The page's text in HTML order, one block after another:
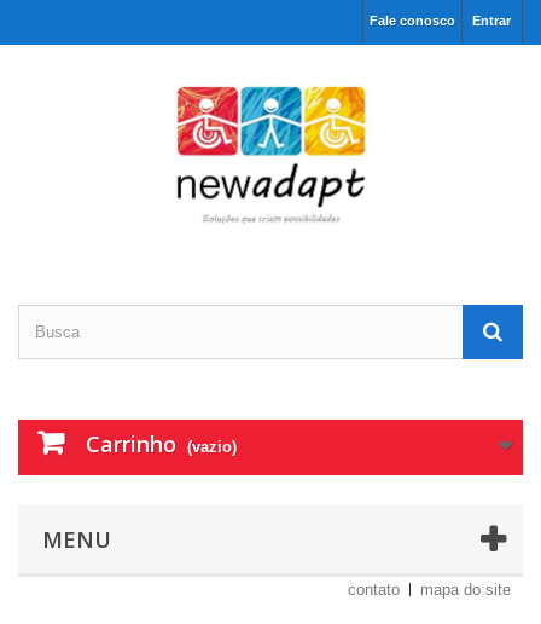
Entrar
Fale conosco
Carrinho (vazio)
MENU
contato mapa do site